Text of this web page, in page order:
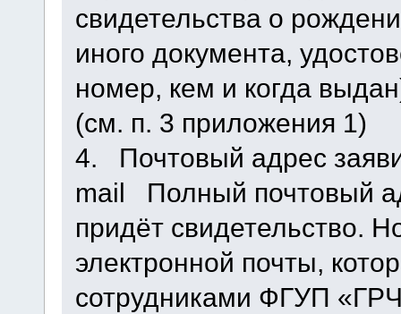
свидетельства о
иного документа,
номер, кем и когда
(см. п. 3 приложения 1)
4. Почтовый адрес
mail Полный почтовый
придёт свидетельство.
электронной почты,
сотрудниками ФГУП